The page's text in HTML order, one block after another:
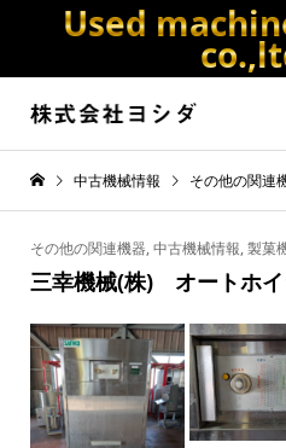
Used
中古機械情報 その他の関連
その他の関連機器,中古機械情報,製菓
三幸機械(株) オートホ